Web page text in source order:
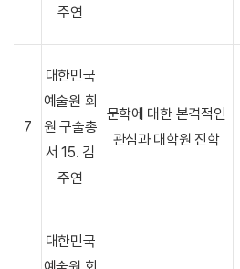
주연
7
대한민국
예술원 회
원 구술총
서 15. 김
주연
문학에 대한 본격적인
관심과 대학원 진학
대한민국